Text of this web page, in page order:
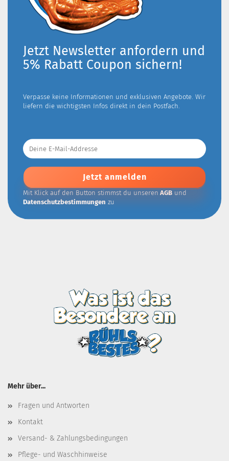
Jetzt Newsletter anfordern und
5% Rabatt Coupon sichern!
Verpasse keine Informationen und exklusiven Angebote. Wir
liefern die wichtigsten Infos direkt in dein Postfach.
Deine
E-
Mail-
Addresse
Mit Klick auf den Button stimmst du unseren AGB und
Datenschutzbestimmungen zu
Mehr über...
Fragen und Antworten
Kontakt
Versand- & Zahlungsbedingungen
Pflege- und Waschhinweise